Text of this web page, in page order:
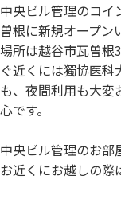
中央ビル管理のコ
曽根に新規オープン
場所は越谷市瓦曽根
ぐ近くには獨協医
も、夜間利用も大変
心です。
中央ビル管理のお部
お近くにお越しの際